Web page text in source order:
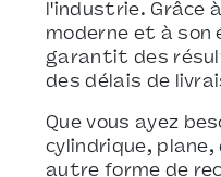
l'industrie. Grâce
moderne et à son
garantit des
des délais de
Que vous ayez
cylindrique,
autre forme de